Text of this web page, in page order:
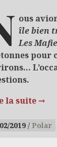
ous
île bien
Les
pour
la suite →
2019 Polar